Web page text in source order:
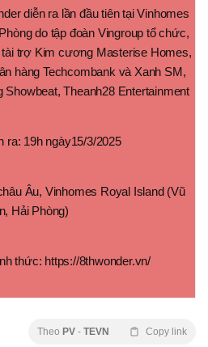
diễn ra lần đầu tiên tại Vinhomes
do tập đoàn Vingroup tổ chức,
trợ Kim cương Masterise Homes,
hàng Techcombank và Xanh SM,
Theanh28 Entertainment
ra: 19h ngày15/3/2025
Âu, Vinhomes Royal Island (Vũ
Hải Phòng)
thức: https://8thwonder.vn/
Theo PV - TEVN Copy link